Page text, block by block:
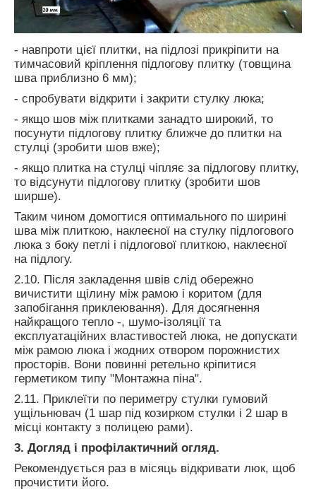
- навпроти цієї плитки, на підлозі прикріпити на
тимчасовий кріплення підлогову плитку (товщина
шва приблизно 6 мм);
- спробувати відкрити і закрити стулку люка;
- якщо шов між плитками занадто широкий, то
посунути підлогову плитку ближче до плитки на
стулці (зробити шов вже);
- якщо плитка на стулці чіпляє за підлогову плитку,
то відсунути підлогову плитку (зробити шов
ширше).
Таким чином домогтися оптимального по ширині
шва між плиткою, наклеєної на стулку підлогового
люка з боку петлі і підлогової плиткою, наклеєної
на підлогу.
2.10. Після закладення швів слід обережно
вичистити щілину між рамою і коритом (для
запобігання приклеювання). Для досягнення
найкращого тепло -, шумо-ізоляції та
експлуатаційних властивостей люка, не допускати
між рамою люка і жодних отвором порожнистих
просторів. Вони повинні ретельно кріпитися
герметиком типу "Монтажна піна".
2.11. Приклеїти по периметру стулки гумовий
ущільнювач (1 шар під козирком стулки і 2 шар в
місці контакту з полицею рами).
3. Догляд і профілактичний огляд.
Рекомендується раз в місяць відкривати люк, щоб
прочистити його.